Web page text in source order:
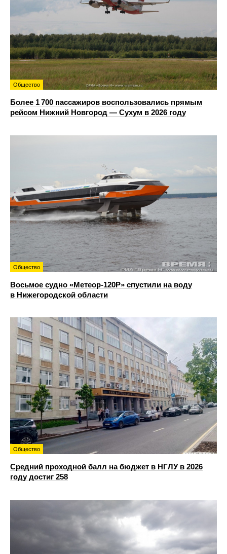
Общество
Более 1 700 пассажиров воспользовались прямым
рейсом Нижний Новгород — Сухум в 2026 году
Общество
Восьмое судно «Метеор-120Р» спустили на воду
в Нижегородской области
Общество
Средний проходной балл на бюджет в НГЛУ в 2026
году достиг 258